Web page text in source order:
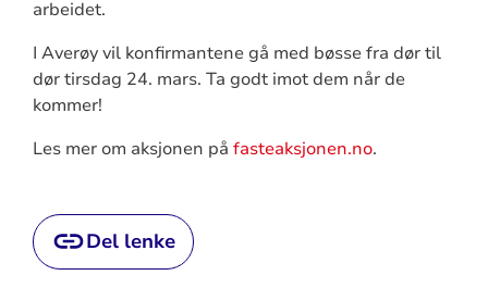
arbeidet.
I Averøy vil konfirmantene gå med bøsse fra dør til
dør tirsdag 24. mars. Ta godt imot dem når de
kommer!
Les mer om aksjonen på fasteaksjonen.no.
Del lenke